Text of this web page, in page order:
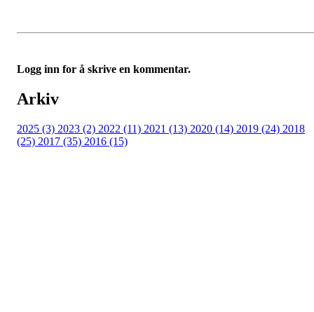
Logg inn for å skrive en kommentar.
Arkiv
2025 (3) 2023 (2) 2022 (11) 2021 (13) 2020 (14) 2019 (24) 2018
(25) 2017 (35) 2016 (15)